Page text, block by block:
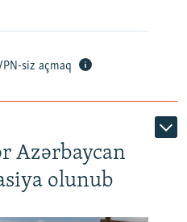
siz açmaq
Azərbaycan
olunub